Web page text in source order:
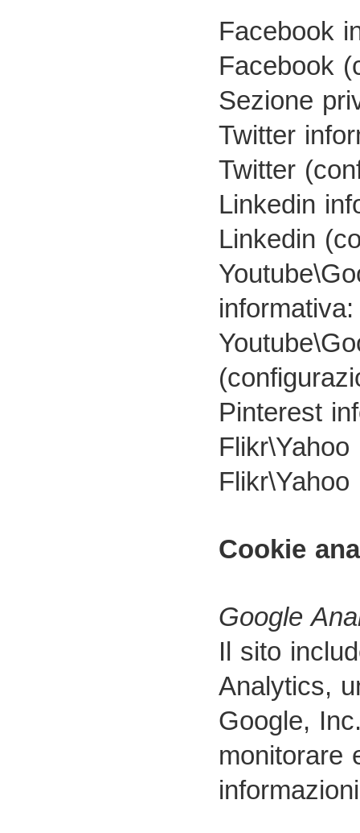
Facebook
Facebook
Sezione
Twitter
Twitter
Linkedin
Linkedin
informativa:
Pinterest
Cookie
Google
Il sito
Analytics,
Google,
monitorare